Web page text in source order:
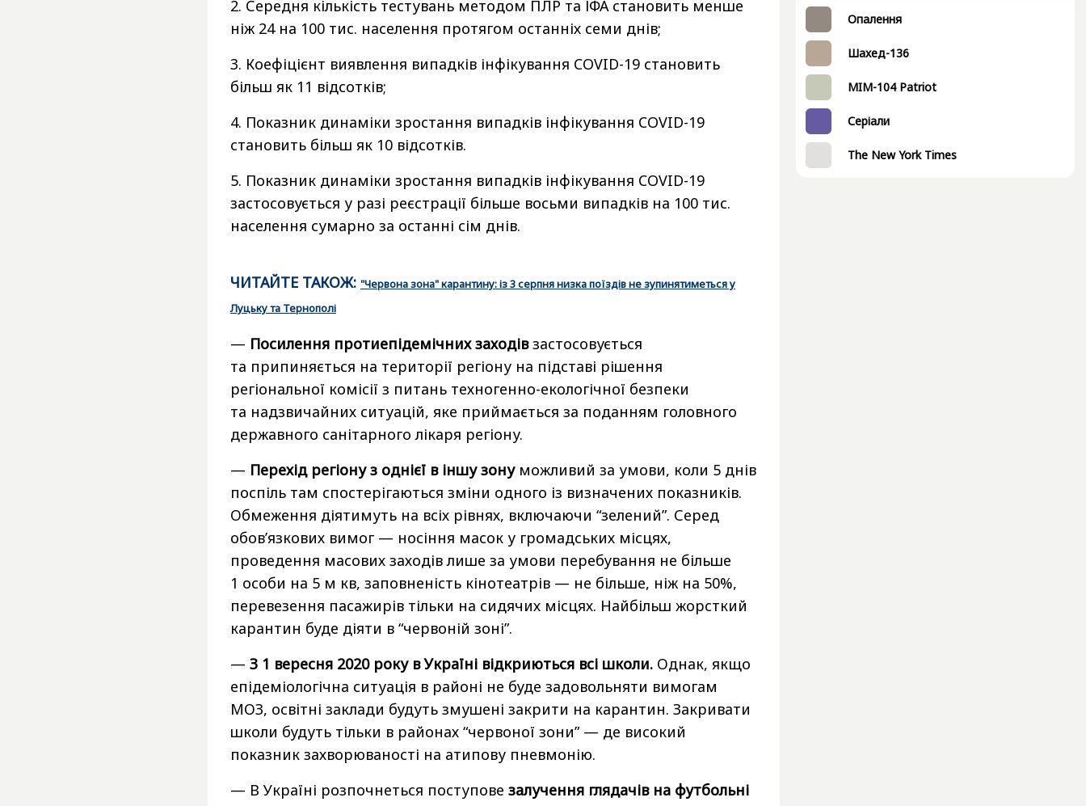
Опалення
Шахед-136
MIM-104 Patriot
Серіали
The New York Times
2. Середня кількість тестувань методом ПЛР та ІФА становить менше
ніж 24 на 100 тис. населення протягом останніх семи днів;
3. Коефіцієнт виявлення випадків інфікування COVID-19 становить
більш як 11 відсотків;
4. Показник динаміки зростання випадків інфікування COVID-19
становить більш як 10 відсотків.
5. Показник динаміки зростання випадків інфікування COVID-19
застосовується у разі реєстрації більше восьми випадків на 100 тис.
населення сумарно за останні сім днів.
ЧИТАЙТЕ ТАКОЖ: "Червона зона" карантину: із 3 серпня низка поїздів не зупинятиметься у
Луцьку та Тернополі
— Посилення протиепідемічних заходівзастосовується
та припиняється на території регіону на підставі рішення
регіональної комісії з питань техногенно-екологічної безпеки
та надзвичайних ситуацій, яке приймається за поданням головного
державного санітарного лікаря регіону.
— Перехід регіону з однієї в іншу зонуможливий за умови, коли 5 днів
поспіль там спостерігаються зміни одного із визначених показників.
Обмеження діятимуть на всіх рівнях, включаючи “зелений”. Серед
обов’язкових вимог — носіння масок у громадських місцях,
проведення масових заходів лише за умови перебування не більше
1 особи на 5 м кв, заповненість кінотеатрів — не більше, ніж на 50%,
перевезення пасажирів тільки на сидячих місцях. Найбільш жорсткий
карантин буде діяти в “червоній зоні”.
— З 1 вересня 2020 року в Україні відкриються всі школи. Однак, якщо
епідеміологічна ситуація в районі не буде задовольняти вимогам
МОЗ, освітні заклади будуть змушені закрити на карантин. Закривати
школи будуть тільки в районах “червоної зони” — де високий
показник захворюваності на атипову пневмонію.
— В Україні розпочнеться поступове залучення глядачів на футбольні